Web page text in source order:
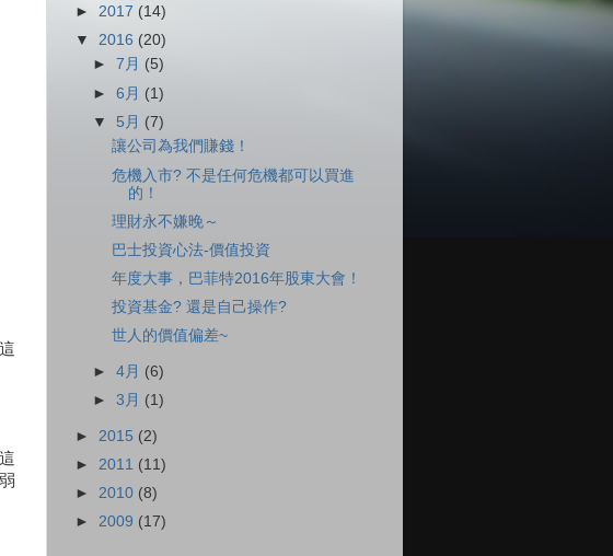
► 2017 (14)
▼ 2016 (20)
►7月 (5)
►6月 (1)
▼ 5月 (7)
讓公司為我們賺錢！
危機入市? 不是任何危機都可以買進
的！
理財永不嫌晚～
巴士投資心法-價值投資
年度大事，巴菲特2016年股東大會！
投資基金? 還是自己操作?
世人的價值偏差~
►4月 (6)
►3月 (1)
► 2015 (2)
► 2011 (11)
► 2010 (8)
► 2009 (17)